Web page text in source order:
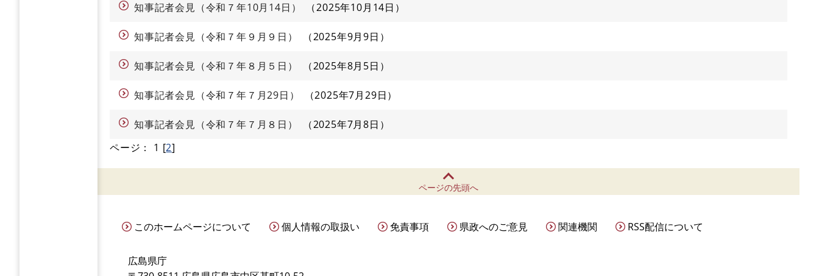
知事記者会見（令和７年10月14日） 2025年10月14日
知事記者会見（令和７年９月９日） 2025年9月9日
知事記者会見（令和７年８月５日） 2025年8月5日
知事記者会見（令和７年７月29日） 2025年7月29日
知事記者会見（令和７年７月８日）
2025年7月8日
ページ：
1 [2]
ページの先頭へ
このホームページについて 個人情報の取扱い 免責事項 県政へのご意見 関連機関 RSS配信について
広島県庁